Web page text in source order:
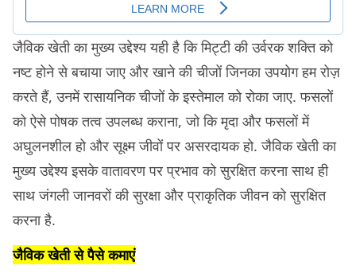
जैविक खेती का मुख्य उद्देश्य यही है कि मिट्टी की उर्वरक शक्ति को
नष्ट होने से बचाया जाए और खाने की चीजों जिनका उपयोग हम रोज़
करते हैं, उनमें रासायनिक चीजों के इस्तेमाल को रोका जाए. फसलों
को ऐसे पोषक तत्व उपलब्ध कराना, जो कि मृदा और फसलों में
अघुलनशील हो और सूक्ष्म जीवों पर असरदायक हो. जैविक खेती का
मुख्य उद्देश्य इसके वातावरण पर प्रभाव को सुरक्षित करना साथ ही
साथ जंगली जानवरों की सुरक्षा और प्राकृतिक जीवन को सुरक्षित
करना है.
जैविक खेती से पैसे कमाएं